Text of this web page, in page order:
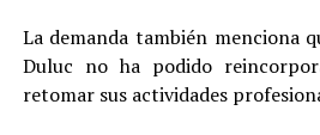
La demanda también menciona
Duluc no ha podido
retomar sus actividades